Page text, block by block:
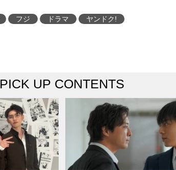
フジ ドラマ ヤンドク!
PICK UP CONTENTS